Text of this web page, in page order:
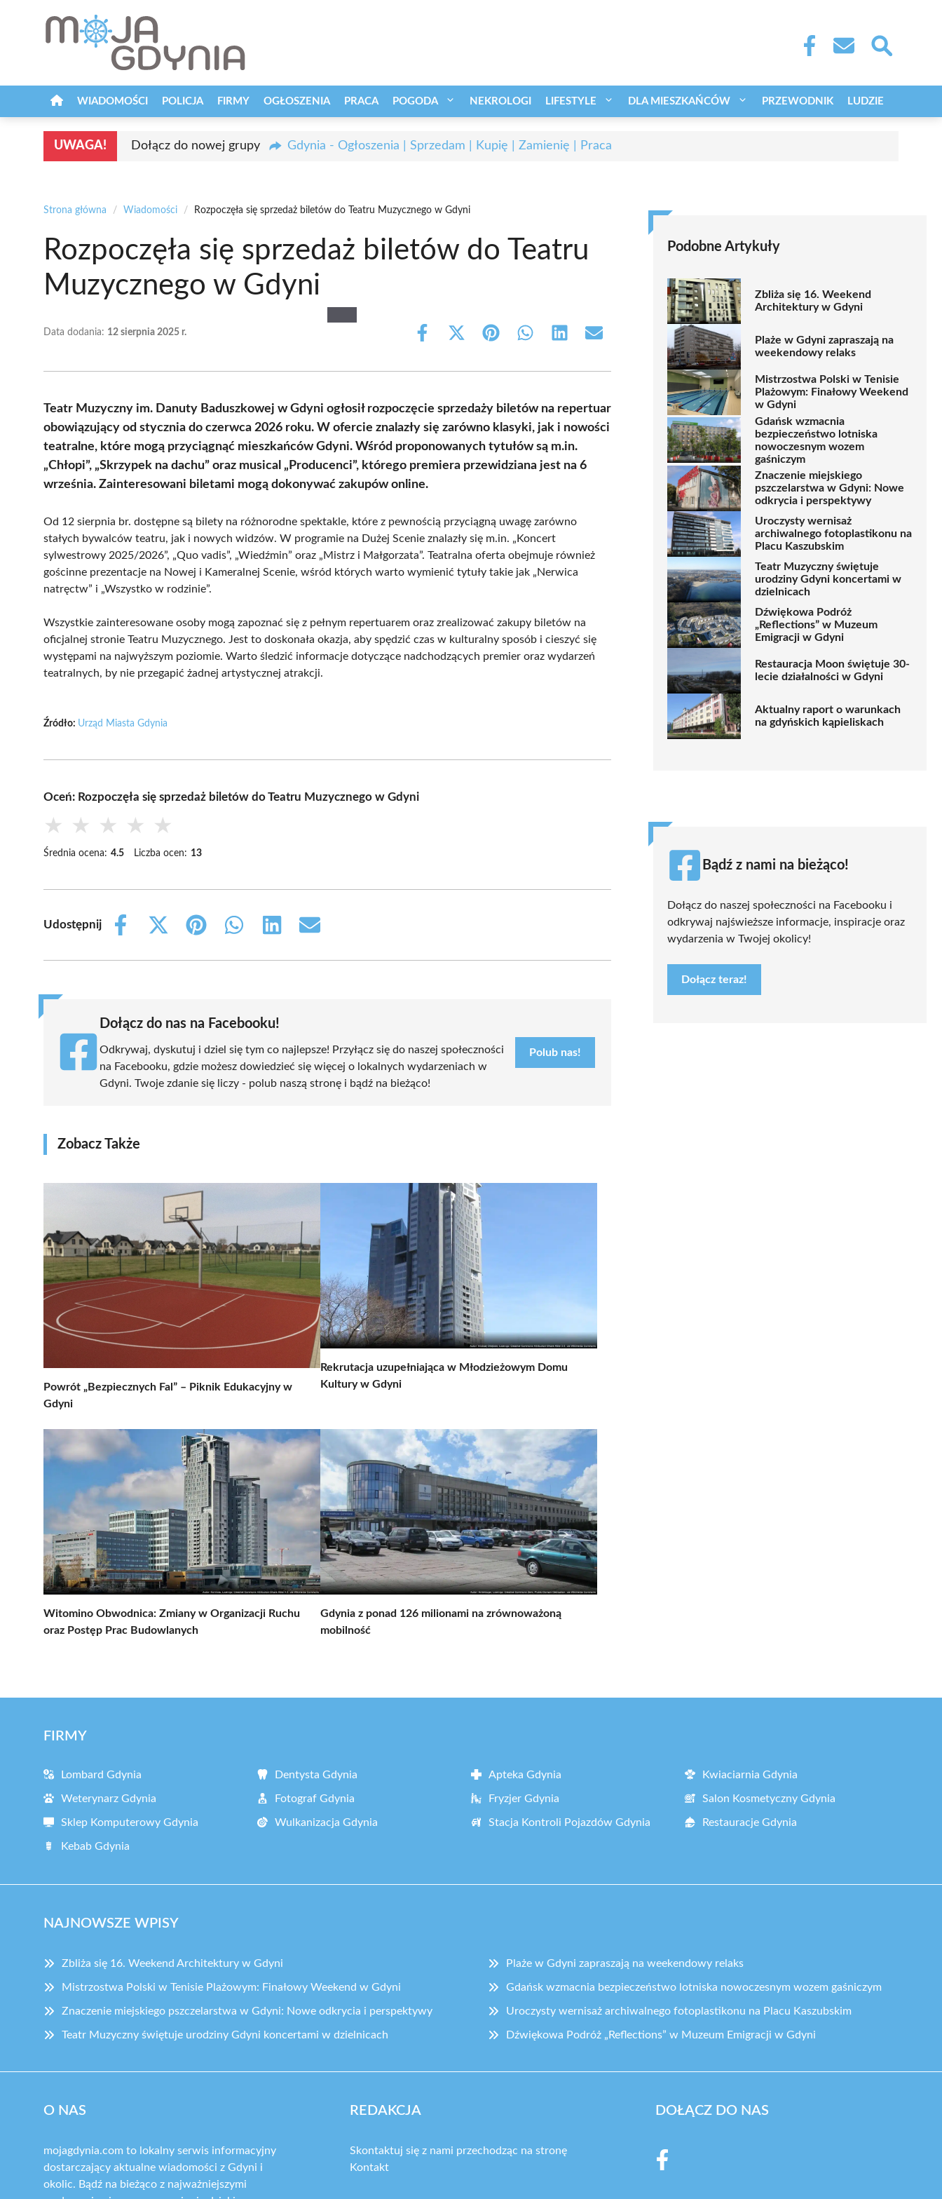
WIADOMOŚCI POLICJA FIRMY OGŁOSZENIA PRACA POGODA NEKROLOGI LIFESTYLE DLA MIESZKAŃCÓW PRZEWODNIK LUDZIE
UWAGA! Dołącz do nowej grupy Gdynia - Ogłoszenia | Sprzedam | Kupię | Zamienię | Praca
Strona główna / Wiadomości / Rozpoczęła się sprzedaż biletów do Teatru Muzycznego w Gdyni
Rozpoczęła się sprzedaż biletów do Teatru
Muzycznego w Gdyni
Data dodania: 12 sierpnia 2025 r.
Share
Share
(Twitter)
Share Share Share Share
Teatr Muzyczny im. Danuty Baduszkowej w Gdyni ogłosił rozpoczęcie sprzedaży biletów na repertuar
obowiązujący od stycznia do czerwca 2026 roku. W ofercie znalazły się zarówno klasyki, jak i nowości
teatralne, które mogą przyciągnąć mieszkańców Gdyni. Wśród proponowanych tytułów są m.in.
„Chłopi”, „Skrzypek na dachu” oraz musical „Producenci”, którego premiera przewidziana jest na 6
września. Zainteresowani biletami mogą dokonywać zakupów online.
Od 12 sierpnia br. dostępne są bilety na różnorodne spektakle, które z pewnością przyciągną uwagę zarówno
stałych bywalców teatru, jak i nowych widzów. W programie na Dużej Scenie znalazły się m.in. „Koncert
sylwestrowy 2025/2026”, „Quo vadis”, „Wiedźmin” oraz „Mistrz i Małgorzata”. Teatralna oferta obejmuje również
gościnne prezentacje na Nowej i Kameralnej Scenie, wśród których warto wymienić tytuły takie jak „Nerwica
natręctw” i „Wszystko w rodzinie”.
Wszystkie zainteresowane osoby mogą zapoznać się z pełnym repertuarem oraz zrealizować zakupy biletów na
oficjalnej stronie Teatru Muzycznego. Jest to doskonała okazja, aby spędzić czas w kulturalny sposób i cieszyć się
występami na najwyższym poziomie. Warto śledzić informacje dotyczące nadchodzących premier oraz wydarzeń
teatralnych, by nie przegapić żadnej artystycznej atrakcji.
Źródło: Urząd Miasta Gdynia
Oceń: Rozpoczęła się sprzedaż biletów do Teatru Muzycznego w Gdyni
★ ★ ★ ★ ★
Średnia ocena: 4.5 Liczba ocen: 13
Udostępnij
Share
Share
(Twitter)
Share
Share
Share
Share
Dołącz do nas na Facebooku!
Odkrywaj, dyskutuj i dziel się tym co najlepsze! Przyłącz się do naszej społeczności
na Facebooku, gdzie możesz dowiedzieć się więcej o lokalnych wydarzeniach w
Gdyni. Twoje zdanie się liczy - polub naszą stronę i bądź na bieżąco!
Polub nas!
Zobacz Także
Powrót „Bezpiecznych Fal” – Piknik Edukacyjny w
Gdyni
Rekrutacja uzupełniająca w Młodzieżowym Domu
Kultury w Gdyni
Witomino Obwodnica: Zmiany w Organizacji Ruchu
oraz Postęp Prac Budowlanych
Gdynia z ponad 126 milionami na zrównoważoną
mobilność
Podobne Artykuły
Zbliża się 16. Weekend
Architektury w Gdyni
Plaże w Gdyni zapraszają na
weekendowy relaks
Mistrzostwa Polski w Tenisie
Plażowym: Finałowy Weekend
w Gdyni
Gdańsk wzmacnia
bezpieczeństwo lotniska
nowoczesnym wozem
gaśniczym
Znaczenie miejskiego
pszczelarstwa w Gdyni: Nowe
odkrycia i perspektywy
Uroczysty wernisaż
archiwalnego fotoplastikonu na
Placu Kaszubskim
Teatr Muzyczny świętuje
urodziny Gdyni koncertami w
dzielnicach
Dźwiękowa Podróż
„Reflections” w Muzeum
Emigracji w Gdyni
Restauracja Moon świętuje 30-
lecie działalności w Gdyni
Aktualny raport o warunkach
na gdyńskich kąpieliskach
Bądź z nami na bieżąco!
Dołącz do naszej społeczności na Facebooku i
odkrywaj najświeższe informacje, inspiracje oraz
wydarzenia w Twojej okolicy!
Dołącz teraz!
FIRMY
Lombard Gdynia Dentysta Gdynia Apteka Gdynia Kwiaciarnia Gdynia
Weterynarz Gdynia Fotograf Gdynia Fryzjer Gdynia Salon Kosmetyczny Gdynia
Sklep Komputerowy Gdynia Wulkanizacja Gdynia Stacja Kontroli Pojazdów Gdynia Restauracje Gdynia
Kebab Gdynia
NAJNOWSZE WPISY
Zbliża się 16. Weekend Architektury w Gdyni Plaże w Gdyni zapraszają na weekendowy relaks
Mistrzostwa Polski w Tenisie Plażowym: Finałowy Weekend w Gdyni Gdańsk wzmacnia bezpieczeństwo lotniska nowoczesnym wozem gaśniczym
Znaczenie miejskiego pszczelarstwa w Gdyni: Nowe odkrycia i perspektywy Uroczysty wernisaż archiwalnego fotoplastikonu na Placu Kaszubskim
Teatr Muzyczny świętuje urodziny Gdyni koncertami w dzielnicach Dźwiękowa Podróż „Reflections” w Muzeum Emigracji w Gdyni
O NAS
mojagdynia.com to lokalny serwis informacyjny
dostarczający aktualne wiadomości z Gdyni i
okolic. Bądź na bieżąco z najważniejszymi
REDAKCJA
Skontaktuj się z nami przechodząc na stronę
Kontakt
DOŁĄCZ DO NAS